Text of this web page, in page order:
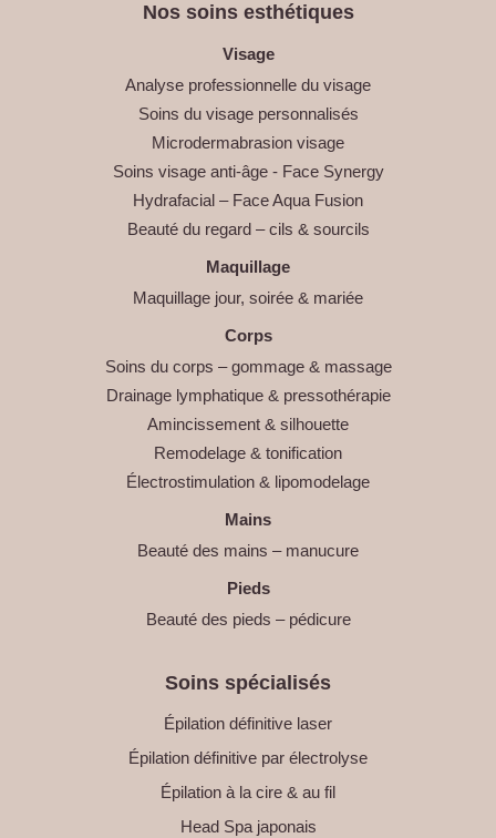
Nos soins esthétiques
Visage
Analyse professionnelle du visage
Soins du visage personnalisés
Microdermabrasion visage
Soins visage anti-âge - Face Synergy
Hydrafacial – Face Aqua Fusion
Beauté du regard – cils & sourcils
Maquillage
Maquillage jour, soirée & mariée
Corps
Soins du corps – gommage & massage
Drainage lymphatique & pressothérapie
Amincissement & silhouette
Remodelage & tonification
Électrostimulation & lipomodelage
Mains
Beauté des mains – manucure
Pieds
Beauté des pieds – pédicure
Soins spécialisés
Épilation définitive laser
Épilation définitive par électrolyse
Épilation à la cire & au fil
Head Spa japonais